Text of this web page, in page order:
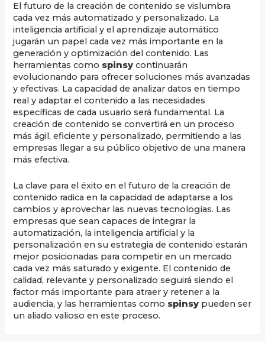
El futuro de la creación de contenido se vislumbra
cada vez más automatizado y personalizado. La
inteligencia artificial y el aprendizaje automático
jugarán un papel cada vez más importante en la
generación y optimización del contenido. Las
herramientas como spinsy continuarán
evolucionando para ofrecer soluciones más avanzadas
y efectivas. La capacidad de analizar datos en tiempo
real y adaptar el contenido a las necesidades
específicas de cada usuario será fundamental. La
creación de contenido se convertirá en un proceso
más ágil, eficiente y personalizado, permitiendo a las
empresas llegar a su público objetivo de una manera
más efectiva.
La clave para el éxito en el futuro de la creación de
contenido radica en la capacidad de adaptarse a los
cambios y aprovechar las nuevas tecnologías. Las
empresas que sean capaces de integrar la
automatización, la inteligencia artificial y la
personalización en su estrategia de contenido estarán
mejor posicionadas para competir en un mercado
cada vez más saturado y exigente. El contenido de
calidad, relevante y personalizado seguirá siendo el
factor más importante para atraer y retener a la
audiencia, y las herramientas como spinsy pueden ser
un aliado valioso en este proceso.